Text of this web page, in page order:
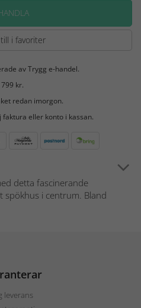
till i favoriter
av Trygg e-handel.
kr.
redan imorgon.
faktura eller konto i kassan.
detta fascinerande
spökhus i centrum. Bland
leverans